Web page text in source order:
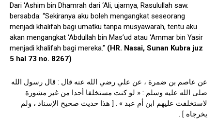
Dari ‘Ashim bin Dhamrah dari ‘Ali, ujarnya, Rasulullah saw.
bersabda: “Sekiranya aku boleh mengangkat seseorang
menjadi khalifah bagi umatku tanpa musyawarah, tentu aku
akan mengangkat ‘Abdullah bin Mas’ud atau ‘Ammar bin Yasir
menjadi khalifah bagi mereka.” (HR. Nasai, Sunan Kubra juz
5 hal 73 no. 8267)
عن عاصم بن ضمرة ، عن علي رضي الله عنه قال : قال رسول الله
صلى الله عليه وسلم : « لو كنت مستخلفا أحدا من غير مشورة
لاستخلفت عليهم ابن أم عبد » . [ هذا حديث صحيح الإسناد ، ولم
يخرجاه ] .